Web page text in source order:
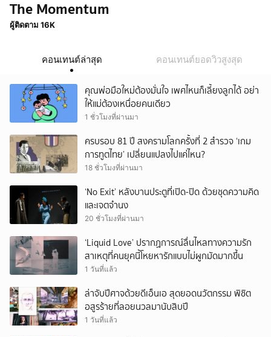
The Momentum
ผู้ติดตาม 16K
คอนเทนต์ล่าสุด คอนเทนต์ยอดวิวสูงสุด
คุณพ่อมือใหม่ต้องมั่นใจ เพศไหนก็เลี้ยงลูกได้ อย่า
ให้แม่ต้องเหนื่อยคนเดียว
1 ชั่วโมงที่ผ่านมา
ครบรอบ 81 ปี สงครามโลกครั้งที่ 2 สำรวจ ‘เกม
การทูตไทย’ เปลี่ยนแปลงไปแค่ไหน?
18 ชั่วโมงที่ผ่านมา
‘No Exit’ หลังบานประตูที่เปิด-ปิด ด้วยชุดความคิด
และเจตจำนง
20 ชั่วโมงที่ผ่านมา
‘Liquid Love’ ปรากฏการณ์ลื่นไหลทางความรัก
สาเหตุที่คนยุคนี้โหยหารักแบบไม่ผูกมัดมากขึ้น
1 วันที่แล้ว
ล่าจับปีศาจด้วยดีเอ็นเอ สุดยอดนวัตกรรม พิชิต
อสูรร้ายที่ลอยนวลมานับสิบปี
1 วันที่แล้ว